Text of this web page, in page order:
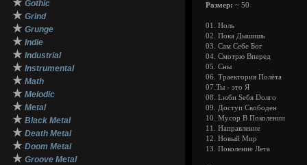
★ Gothic
★ Grind
★ Grunge
★ Indie
★ Industrial
★ Instrumental
★ Math
★ Melodic
★ Metal
★ Black Metal
★ Death Metal
★ Doom Metal
★ Groove Metal
Размер: ~ 50
01. Ноль
02. Пока Дышишь
03. Сам Себе Бог
04. Смотрю Вперед
05. Сны
06. Траектория Полёта
07.Ты - это Я
08. Lюби Sебя Dолго
09. Доступ Свободен
10. Мусор В Поколении
11. Направление
12. Новый Мир
13. Поколение Лета